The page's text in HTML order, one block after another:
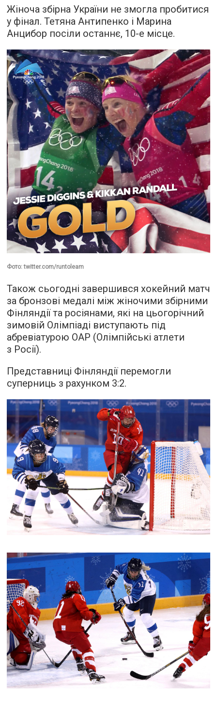
Жіноча збірна України не змогла пробитися
у фінал. Тетяна Антипенко і Марина
Анцибор посіли останнє, 10-е місце.
Фото: twitter.com/runtoleam
Також сьогодні завершився хокейний матч
за бронзові медалі між жіночими збірними
Фінляндії та росіянами, які на цьогорічний
зимовій Олімпіаді виступають під
абревіатурою ОАР (Олімпійські атлети
з Росії).
Представниці Фінляндії перемогли
суперниць з рахунком 3:2.